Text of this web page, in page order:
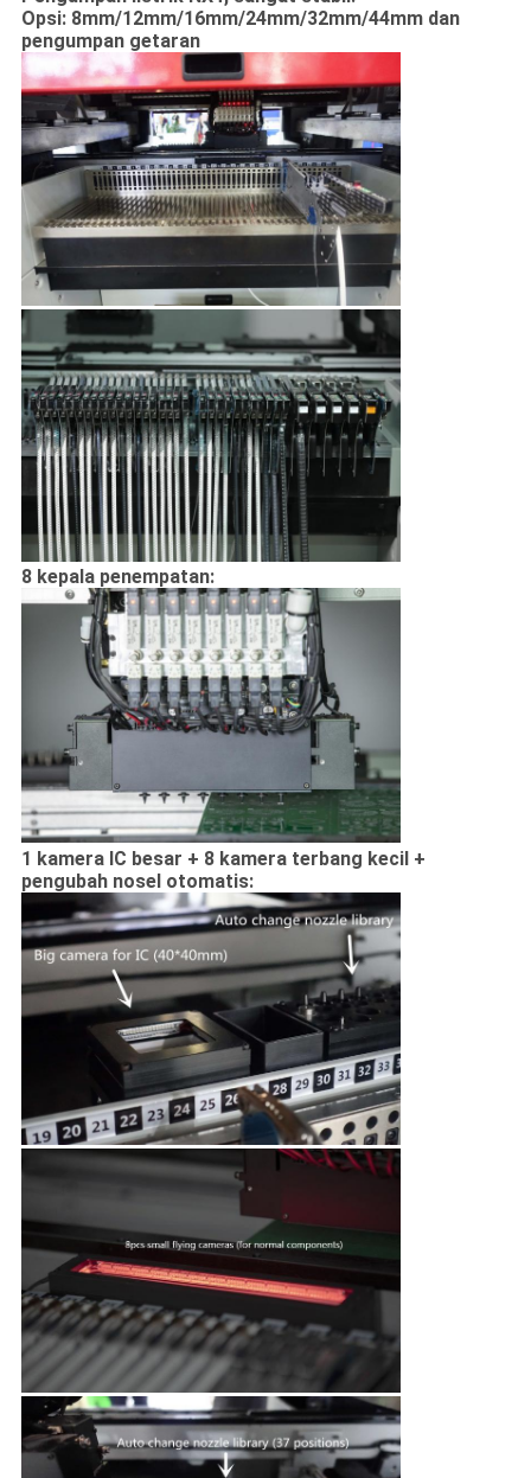
Opsi: 8mm/12mm/16mm/24mm/32mm/44mm dan
pengumpan getaran
8 kepala penempatan:
1 kamera IC besar + 8 kamera terbang kecil +
pengubah nosel otomatis: